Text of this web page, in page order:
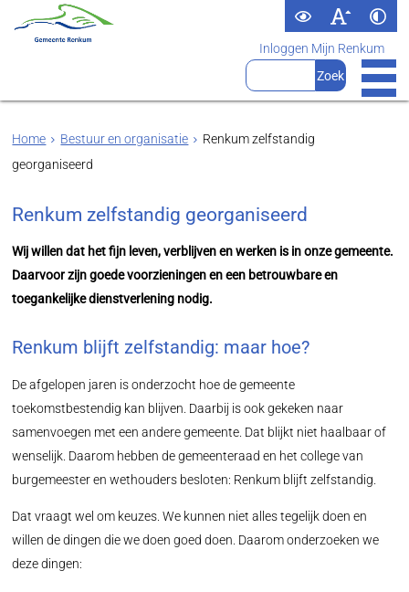
Inloggen Mijn Renkum
Home Bestuur en organisatie
Renkum zelfstandig
georganiseerd
Renkum zelfstandig georganiseerd
Wij willen dat het fijn leven, verblijven en werken is in onze gemeente.
Daarvoor zijn goede voorzieningen en een betrouwbare en
toegankelijke dienstverlening nodig.
Renkum blijft zelfstandig: maar hoe?
De afgelopen jaren is onderzocht hoe de gemeente
toekomstbestendig kan blijven. Daarbij is ook gekeken naar
samenvoegen met een andere gemeente. Dat blijkt niet haalbaar of
wenselijk. Daarom hebben de gemeenteraad en het college van
burgemeester en wethouders besloten: Renkum blijft zelfstandig.
Dat vraagt wel om keuzes. We kunnen niet alles tegelijk doen en
willen de dingen die we doen goed doen. Daarom onderzoeken we
deze dingen: